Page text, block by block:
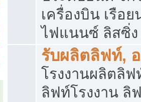
เครื่องบิน เรือ
ไฟแนนซ์ ลิสซิ่ง
รับผลิตลิฟท์,
โรงงานผลิตลิ
ลิฟท์โรงงาน ลิ